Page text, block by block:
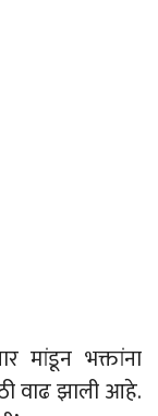
मांडून भक्तांना
वाढ झाली आहे.